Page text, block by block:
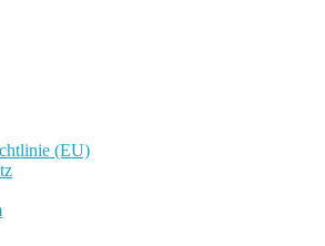
(EU)